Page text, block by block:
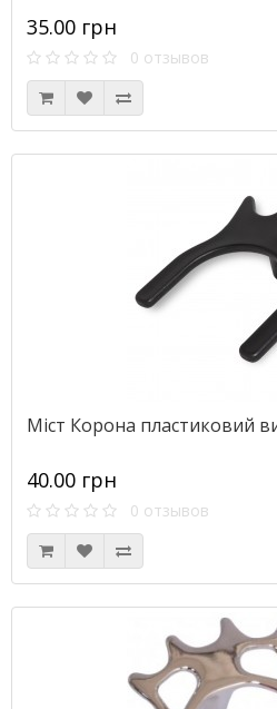
35.00 грн
0 отзывов
Міст Корона пластиковий
40.00 грн
0 отзывов